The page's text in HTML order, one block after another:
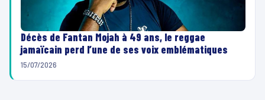
Décès de Fantan Mojah à 49 ans, le reggae
jamaïcain perd l’une de ses voix emblématiques
15/07/2026